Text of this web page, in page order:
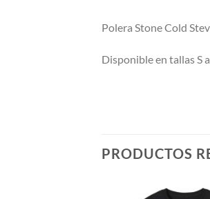
Polera Stone Cold
Disponible en tallas S a
PRODUCTOS